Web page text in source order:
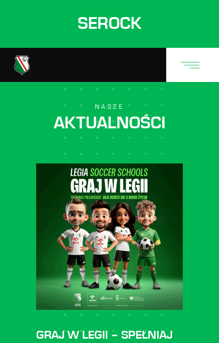
SEROCK
NASZE
AKTUALNOŚCI
GRAJ W LEGII – SPEŁNIAJ